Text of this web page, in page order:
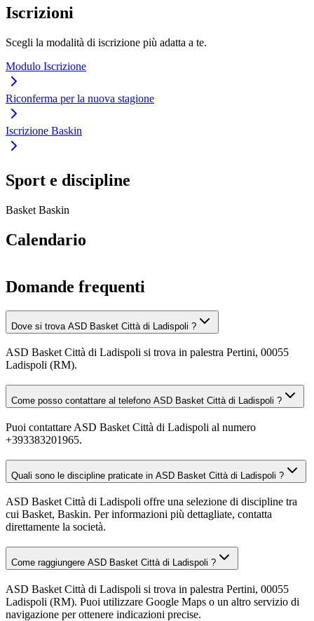
Iscrizioni
Scegli la modalità di iscrizione più adatta a te.
Modulo Iscrizione
Riconferma per la nuova stagione
Iscrizione Baskin
Sport e discipline
Basket Baskin
Calendario
Domande frequenti
Dove si trova ASD Basket Città di Ladispoli ?
ASD Basket Città di Ladispoli si trova in palestra Pertini, 00055
Ladispoli (RM).
Come posso contattare al telefono ASD Basket Città di Ladispoli ?
Puoi contattare ASD Basket Città di Ladispoli al numero
+393383201965.
Quali sono le discipline praticate in ASD Basket Città di Ladispoli ?
ASD Basket Città di Ladispoli offre una selezione di discipline tra
cui Basket, Baskin. Per informazioni più dettagliate, contatta
direttamente la società.
Come raggiungere ASD Basket Città di Ladispoli ?
ASD Basket Città di Ladispoli si trova in palestra Pertini, 00055
Ladispoli (RM). Puoi utilizzare Google Maps o un altro servizio di
navigazione per ottenere indicazioni precise.